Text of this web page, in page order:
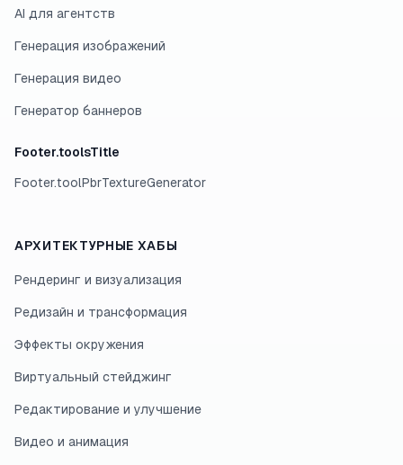
AI для агентств
Генерация изображений
Генерация видео
Генератор баннеров
Footer.toolsTitle
Footer.toolPbrTextureGenerator
АРХИТЕКТУРНЫЕ ХАБЫ
Рендеринг и визуализация
Редизайн и трансформация
Эффекты окружения
Виртуальный стейджинг
Редактирование и улучшение
Видео и анимация